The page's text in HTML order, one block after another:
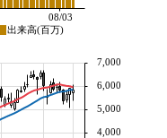
出来高(百万)
08/03
4,000
5,000
6,000
7,000